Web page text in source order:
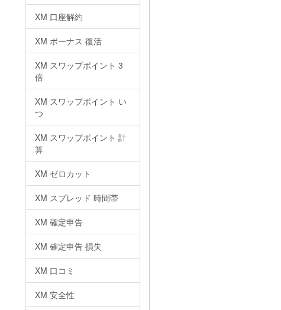
XM 口座解約
XM ボーナス 復活
XM スワップポイント 3
倍
XM スワップポイント い
つ
XM スワップポイント 計
算
XM ゼロカット
XM スプレッド 時間帯
XM 確定申告
XM 確定申告 損失
XM 口コミ
XM 安全性